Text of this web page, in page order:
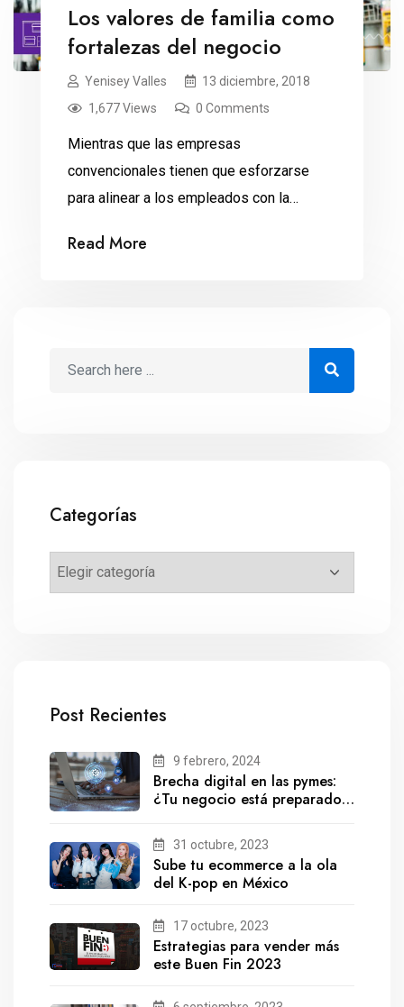
Los valores de familia como
fortalezas del negocio
Yenisey Valles
13 diciembre, 2018
1,677 Views
0 Comments
Mientras que las empresas
convencionales tienen que esforzarse
para alinear a los empleados con la
familiares llevan la ventaja de los valores
Read More
Categorías
Post Recientes
9 febrero, 2024
Brecha digital en las pymes:
¿Tu negocio está preparado
31 octubre, 2023
Sube tu ecommerce a la ola
del K-pop en México
17 octubre, 2023
Estrategias para vender más
este Buen Fin 2023